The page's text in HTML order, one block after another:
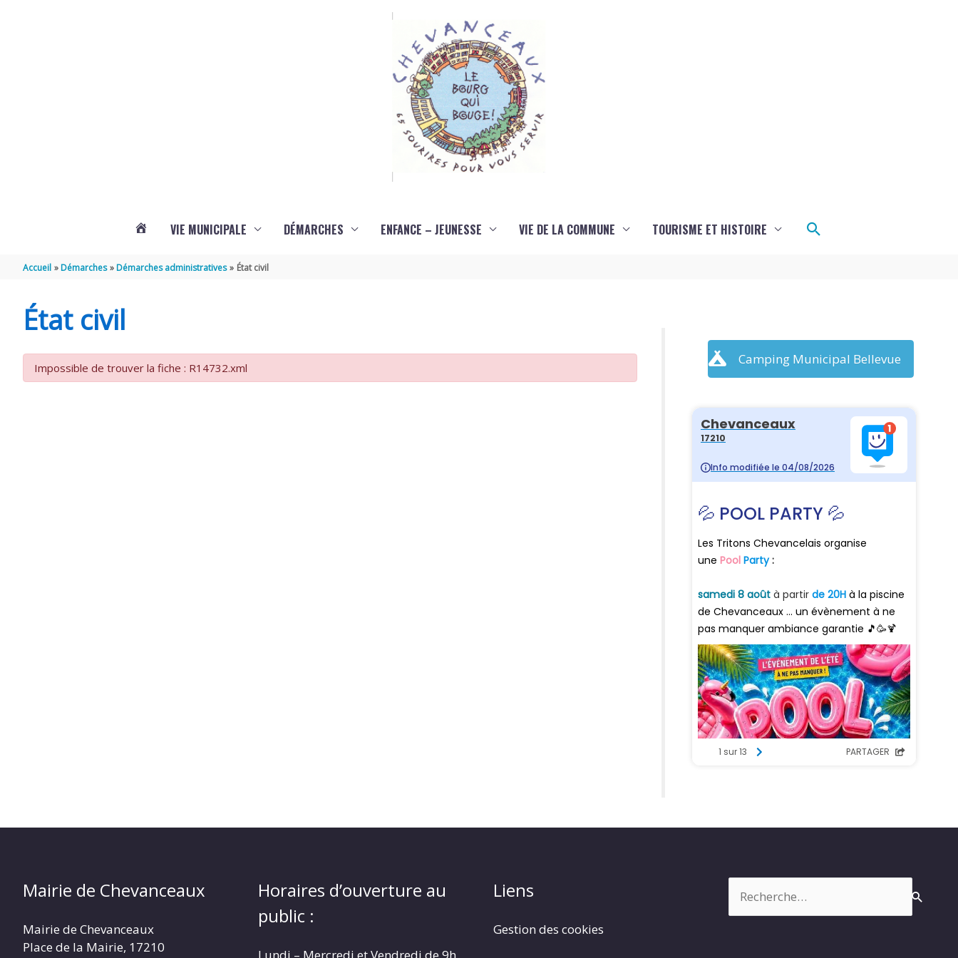
VIE MUNICIPALE DÉMARCHES ENFANCE – JEUNESSE VIE DE LA COMMUNE TOURISME ET HISTOIRE Rechercher
Accueil Démarches Démarches administratives État civil
État civil
Impossible de trouver la fiche : R14732.xml
Camping Municipal Bellevue
Mairie de Chevanceaux
Mairie de Chevanceaux
Place de la Mairie, 17210
Horaires d’ouverture au
public :
Liens
Gestion des cookies